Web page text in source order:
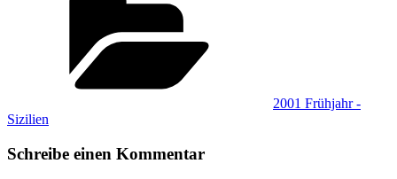
2001 Frühjahr -
Sizilien
Schreibe einen Kommentar